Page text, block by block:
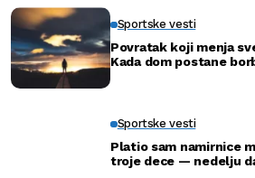
Sportske vesti
Povratak koji menja
Kada dom postane
Sportske vesti
Platio sam namirnice
troje dece — nedelju